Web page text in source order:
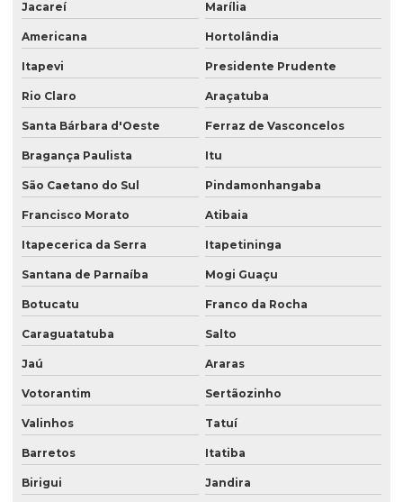
Saco plástico com alça laminado
Saco plástico com bico
Saco plástico com janela
Saco plástico refil
Saco plastico valvulado
Saco plástico valvulado para adubo
Saco plastico valvulado para argamassa
Saco plastico valvulado para textura
Saco de rafia boca aberta
Saco stand up
Saco stand up pouche
Saco com válvula
Saco valvula lateral
Saco valvula topo
Jacareí Marília
Americana Hortolândia
Itapevi Presidente Prudente
Rio Claro Araçatuba
Santa Bárbara d'Oeste Ferraz de Vasconcelos
Bragança Paulista Itu
São Caetano do Sul Pindamonhangaba
Francisco Morato Atibaia
Itapecerica da Serra Itapetininga
Santana de Parnaíba Mogi Guaçu
Botucatu Franco da Rocha
Caraguatatuba Salto
Jaú Araras
Votorantim Sertãozinho
Valinhos Tatuí
Barretos Itatiba
Birigui Jandira